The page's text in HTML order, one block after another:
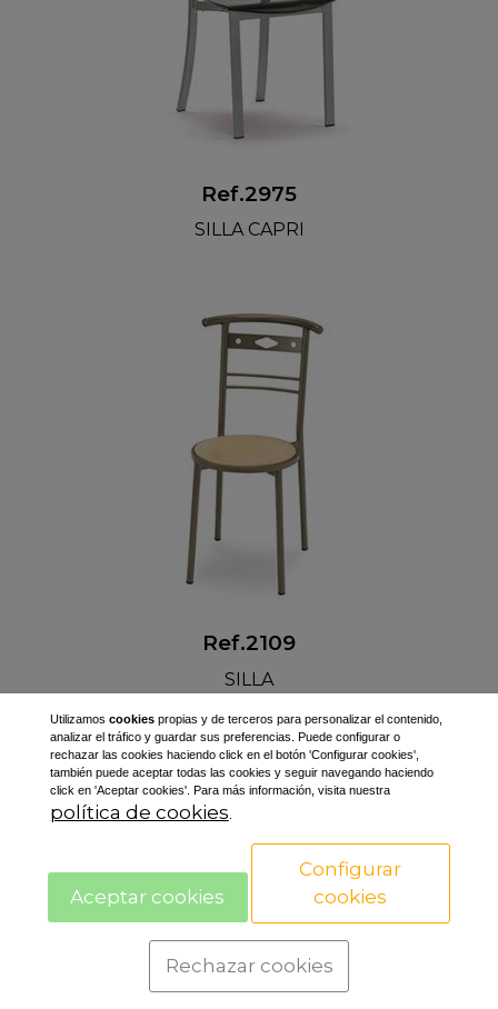
Ref.2975
SILLA CAPRI
Ref.2109
SILLA
Ctra. N-II km 454
Poligon Industrial Galileo C/B
Utilizamos cookiespropias y de terceros para personalizar el contenido,
analizar el tráfico y guardar sus preferencias. Puede configurar o
rechazar las cookies haciendo click en el botón 'Configurar cookies',
también puede aceptar todas las cookies y seguir navegando haciendo
click en 'Aceptar cookies'. Para más información, visita nuestra
política de cookies
Aceptar cookies
Configurar
cookies
Rechazar cookies